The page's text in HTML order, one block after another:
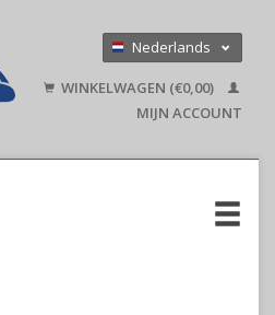
Nederlands
English
WINKELWAGEN (€0,00)
MIJN ACCOUNT